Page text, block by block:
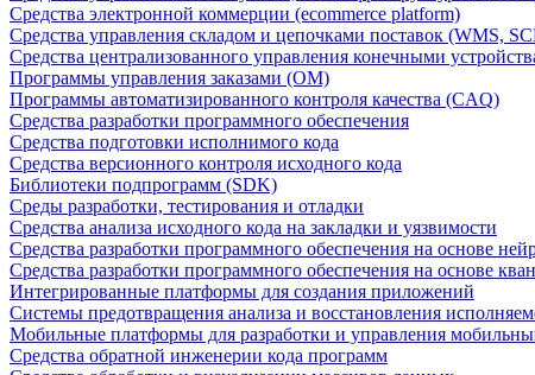
Средства электронной коммерции (ecommerce platform)
Средства управления складом и цепочками поставок (WMS,
Средства централизованного управления конечными
Программы управления заказами (OM)
Программы автоматизированного контроля качества (CAQ)
Средства разработки программного обеспечения
Средства подготовки исполнимого кода
Средства версионного контроля исходного кода
Библиотеки подпрограмм (SDK)
Среды разработки, тестирования и отладки
Средства анализа исходного кода на закладки и уязвимости
Средства разработки программного обеспечения на основе
Средства разработки программного обеспечения на основе
Интегрированные платформы для создания приложений
Системы предотвращения анализа и восстановления
Мобильные платформы для разработки и управления
Средства обратной инженерии кода программ